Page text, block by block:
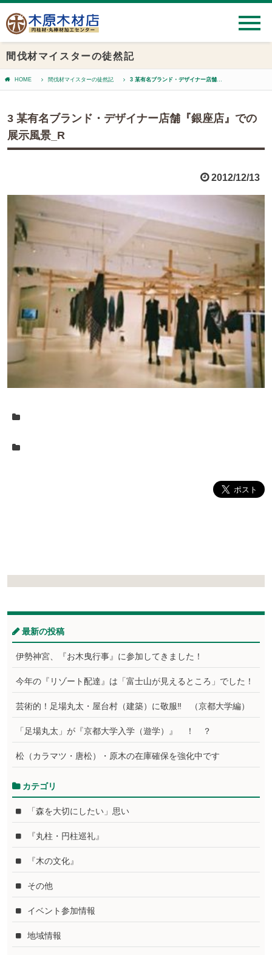
間伐材マイスターの徒然記
HOME 間伐材マイスターの徒然記 3 某有名ブランド・デザイナー店舗『銀座店』での展示風景_R
3 某有名ブランド・デザイナー店舗『銀座店』での
展示風景_R
2012/12/13
最新の投稿
伊勢神宮、『お木曳行事』に参加してきました！
今年の『リゾート配達』は「富士山が見えるところ」でした！
芸術的！足場丸太・屋台村（建築）に敬服‼ （京都大学編）
「足場丸太」が『京都大学入学（遊学）』 ！ ？
松（カラマツ・唐松）・原木の在庫確保を強化中です
カテゴリ
「森を大切にしたい」思い
『丸柱・円柱巡礼』
『木の文化』
その他
イベント参加情報
地域情報